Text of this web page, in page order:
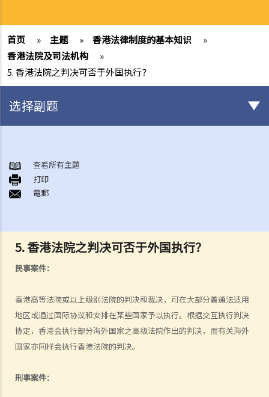
首页 » 主题 » 香港法律制度的基本知识
»
香港法院及司法机构
»
5. 香港法院之判决可否于外国执行？
5. 香港法院之判决可否于外国执行？
民事案件：
香港高等法院或以上级别法院的判决和裁决，可在大部分普通法适用
地区或通过国际协议和安排在某些国家予以执行。根据交互执行判决
协定，香港会执行部分海外国家之高级法院作出的判决，而有关海外
国家亦同样会执行香港法院的判决。
刑事案件：
选择副题
香港法律的来源
1. 香港法律由甚么组成？
2. 基本法对香港之法律制度有甚么影响？
香港法院及司法机构
1. 香港有哪几间主要法院？
3. 除上述之主要法院外，香港还有那些法院？
4. 英文是否于香港法院内使用之唯一语言？
5. 香港法院之判决可否于外国执行？
6. 如何委任或罢免香港之法官？
1. 香港之刑事诉讼与民事诉讼有何主要分别?
查看所有主題
打印
電郵